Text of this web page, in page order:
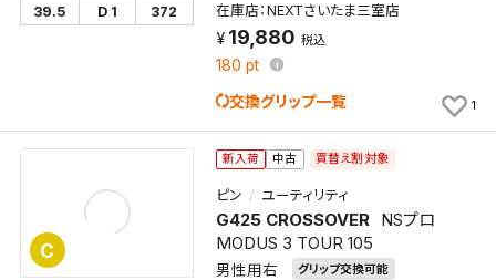
39.5 D 1 372 在庫店：NEXTさいたま三室店
19,880 税込
180 pt
交換グリップ一覧 1
C
新入荷 中古 買替え割対象
ピン ユーティリティ
G425 CROSSOVER
NSプロ
MODUS 3 TOUR 105
男性用右 グリップ交換可能